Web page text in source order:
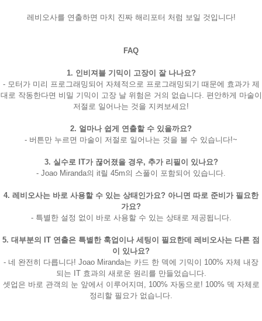
레비오사를 연출하면 마치 진짜 해리포터 처럼 보일 것입니다!
FAQ
1. 인비져블 기믹이 고장이 잘 나나요?
- 모터가 미리 프로그래밍되어 자체적으로 프로그래밍되기 때문에 효과가 제
대로 작동한다면 비밀 기믹이 고장 날 위험은 거의 없습니다. 편안하게 마술이
저절로 일어나는 것을 지켜보세요!
2. 얼마나 쉽게 연출할 수 있을까요?
- 버튼만 누르면 마술이 저절로 일어나는 것을 볼 수 있습니다!~
3. 실수로 IT가 끊어졌을 경우, 추가 리필이 있나요?
- Joao Miranda의 it릴 45m의 스풀이 포함되어 있습니다.
4. 레비오사는 바로 사용할 수 있는 상태인가요? 아니면 따로 준비가 필요한
가요?
- 특별한 설정 없이 바로 사용할 수 있는 상태로 제공됩니다.
5. 대부분의 IT 연출은 특별한 훅업이나 세팅이 필요한데 레비오사는 다른 점
이 있나요?
- 네 완전히 다릅니다! Joao Miranda는 카드 한 덱에 기믹이 100% 자체 내장
되는 IT 효과의 새로운 원리를 만들었습니다.
셋업은 바로 관객의 눈 앞에서 이루어지며, 100% 자동으로! 100% 덱 자체로
정리할 필요가 없습니다.